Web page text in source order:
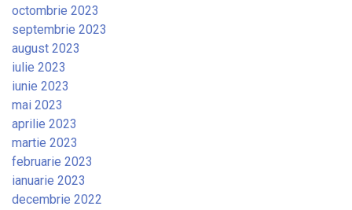
octombrie 2023
septembrie 2023
august 2023
iulie 2023
iunie 2023
mai 2023
aprilie 2023
martie 2023
februarie 2023
ianuarie 2023
decembrie 2022